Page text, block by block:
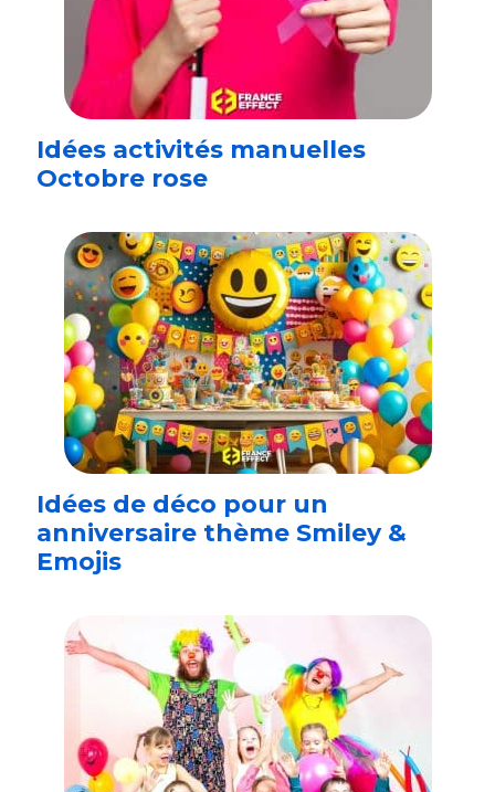
Idées activités manuelles
Octobre rose
Idées de déco pour un
anniversaire thème Smiley &
Emojis